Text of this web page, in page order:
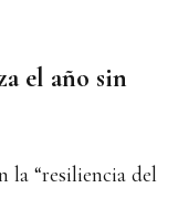
el año sin
la “resiliencia del